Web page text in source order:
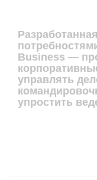
Business —
управлять
упростить